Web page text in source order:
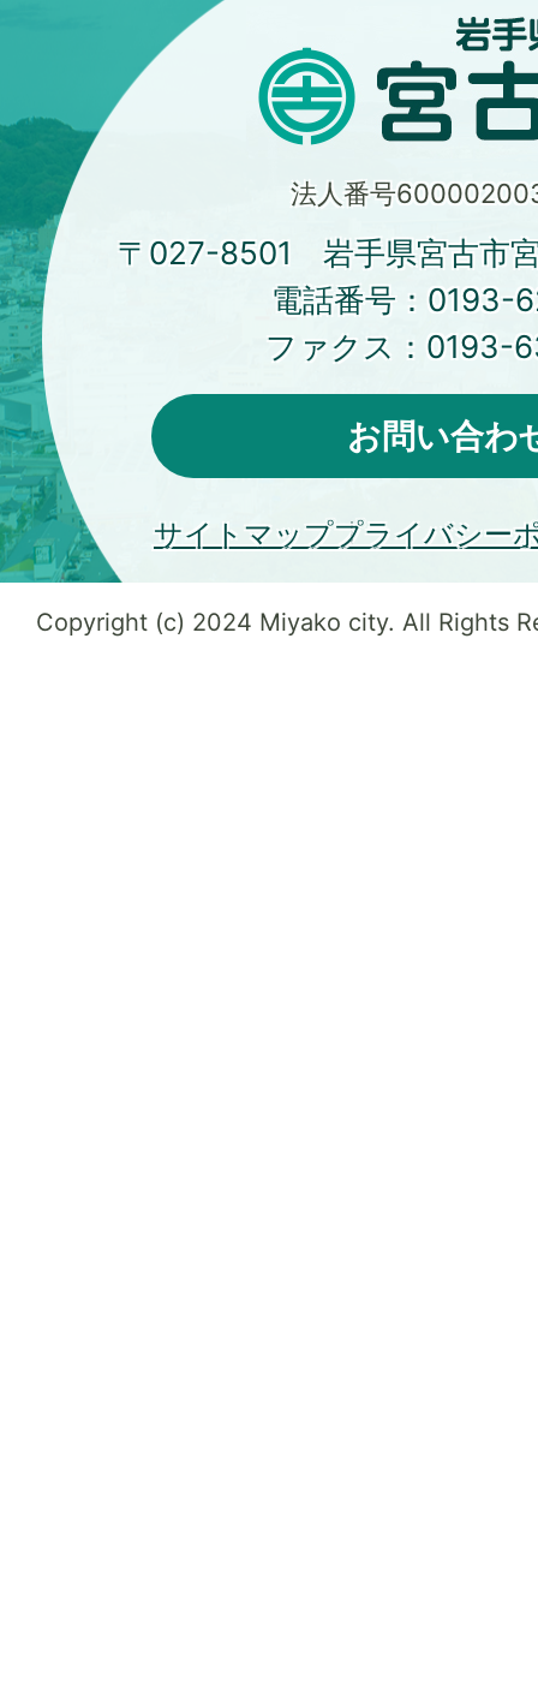
法人番号
〒027-8501 岩手県宮古市
電話番号： 0193-
ファクス： 0193-
お問い合わ
サイトマッププライバシー
Copyright (c) 2024 Miyako city. All Rights